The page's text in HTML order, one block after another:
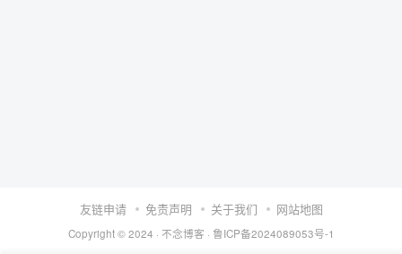
友链申请 免责声明 关于我们 网站地图
Copyright © 2024 · 不念博客 · 鲁ICP备2024089053号-1